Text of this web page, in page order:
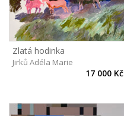
Zlatá hodinka
Jirků Adéla Marie
17 000 Kč